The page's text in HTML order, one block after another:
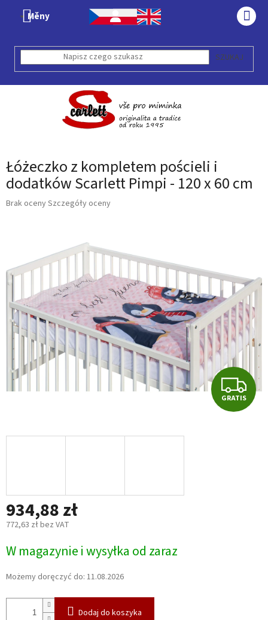
Měny
SZUKAJ
Łóżeczko z kompletem pościeli i
dodatków Scarlett Pimpi - 120 x 60 cm
Średnia
5
gwiazdek.
Brak ocenySzczegóły oceny
G
R
GRATIS
934,88 zł
772,63 zł bez VAT
jednostkowa:
W magazynie i wysyłka od zaraz
Możemy doręczyć do: 11.08.2026
Dodaj do koszyka